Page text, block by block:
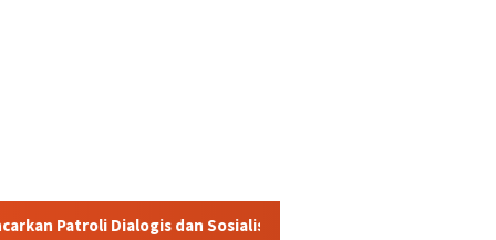
dan Sosialisasi Layanan 110